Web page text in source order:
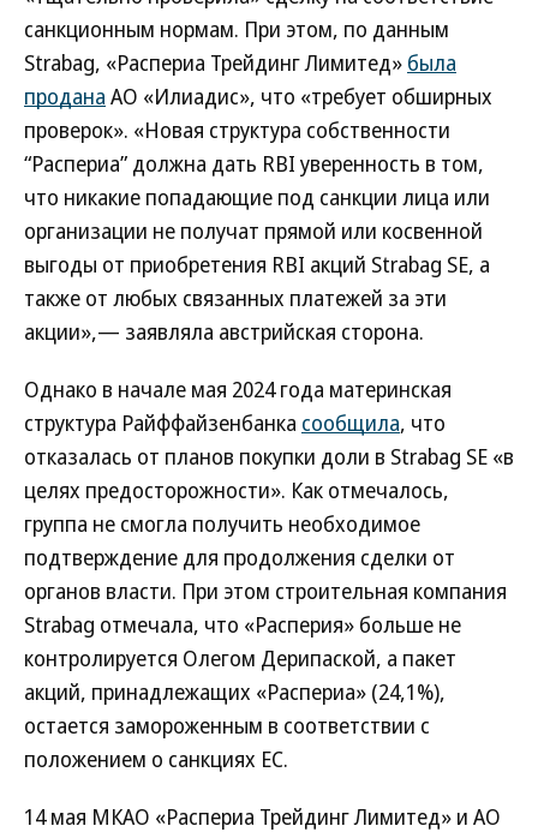
санкционным нормам. При этом, по данным
Strabag, «Распериа Трейдинг Лимитед» была
продана АО «Илиадис», что «требует обширных
проверок». «Новая структура собственности
“Распериа” должна дать RBI уверенность в том,
что никакие попадающие под санкции лица или
организации не получат прямой или косвенной
выгоды от приобретения RBI акций Strabag SE, а
также от любых связанных платежей за эти
акции»,— заявляла австрийская сторона.
Однако в начале мая 2024 года материнская
структура Райффайзенбанка сообщила, что
отказалась от планов покупки доли в Strabag SE «в
целях предосторожности». Как отмечалось,
группа не смогла получить необходимое
подтверждение для продолжения сделки от
органов власти. При этом строительная компания
Strabag отмечала, что «Расперия» больше не
контролируется Олегом Дерипаской, а пакет
акций, принадлежащих «Распериа» (24,1%),
остается замороженным в соответствии с
положением о санкциях ЕС.
14 мая МКАО «Распериа Трейдинг Лимитед» и АО